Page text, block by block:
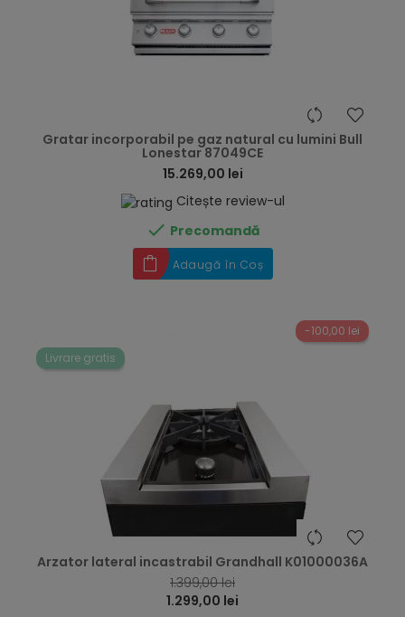
Gratar incorporabil pe gaz natural cu lumini Bull
Lonestar 87049CE
15.269,00 lei
Citește review-ul
 Precomandă
Adaugă în Coș
-100,00 lei
Livrare gratis
Arzator lateral incastrabil Grandhall K01000036A
1.399,00 lei
1.299,00 lei